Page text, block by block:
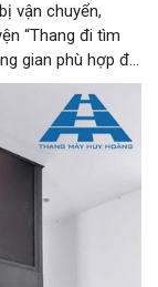
vận chuyển,
“Thang đi tìm
gian phù hợp để
ký ức gia đình.